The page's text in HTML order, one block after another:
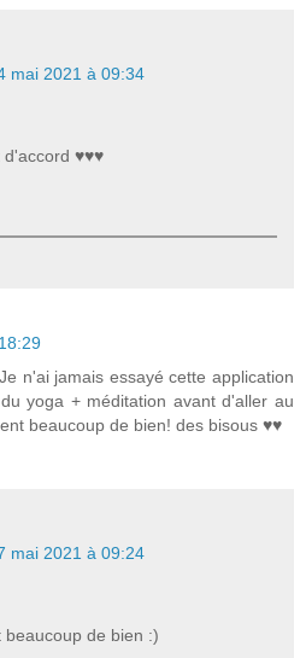
mai 2021 à 09:34
d'accord ♥♥♥
n'ai jamais essayé cette application
yoga + méditation avant d'aller au
beaucoup de bien! des bisous ♥♥
mai 2021 à 09:24
de bien :)